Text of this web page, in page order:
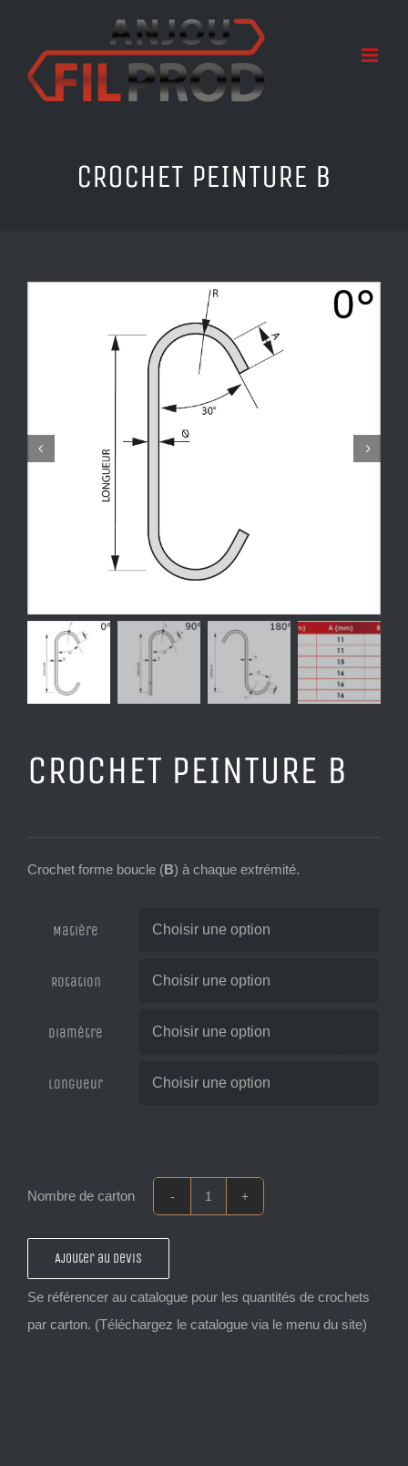
contenu
CROCHET PEINTURE B
CROCHET PEINTURE B
Crochet forme boucle (B) à chaque extrémité.
Matière
Rotation
Diamètre
Longueur
PEINTURE
B
Ajouter au devis